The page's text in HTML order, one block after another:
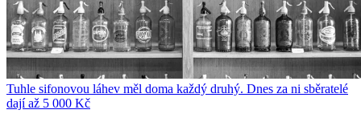
Tuhle sifonovou láhev měl doma každý druhý. Dnes za ni sběratelé
dají až 5 000 Kč